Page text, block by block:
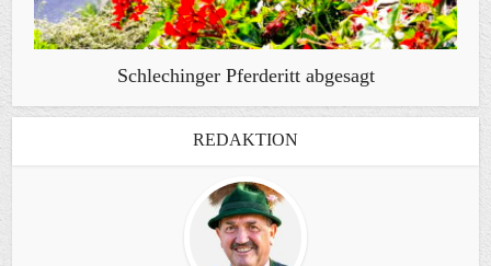
Schlechinger Pferderitt abgesagt
REDAKTION